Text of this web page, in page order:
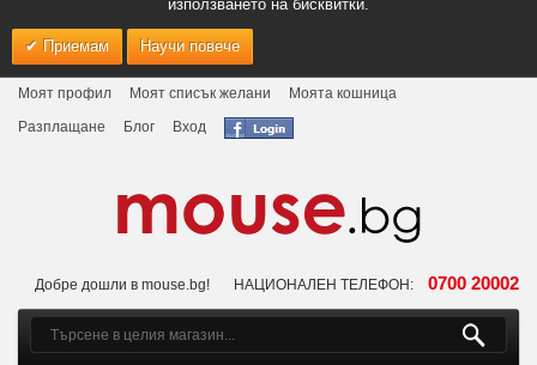
използването на бисквитки.
Приемам Научи повече
Моят профил Моят списък желани
Моята кошница
Разплащане
Блог Вход
Добре дошли в mouse.bg! НАЦИОНАЛЕН ТЕЛЕФОН: 0700 20002